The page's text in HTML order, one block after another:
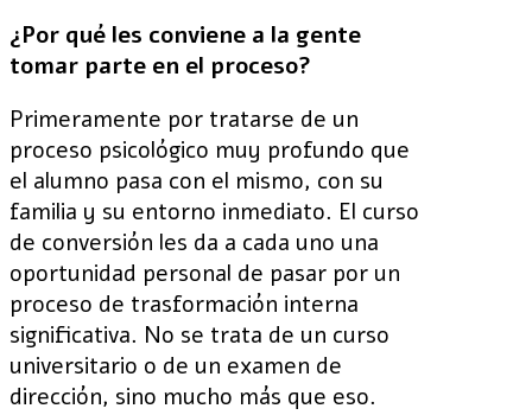
¿Por qué les conviene a la gente
tomar parte en el proceso?
Primeramente por tratarse de un
proceso psicológico muy profundo que
el alumno pasa con el mismo, con su
familia y su entorno inmediato. El curso
de conversión les da a cada uno una
oportunidad personal de pasar por un
proceso de trasformación interna
significativa. No se trata de un curso
universitario o de un examen de
dirección, sino mucho más que eso.